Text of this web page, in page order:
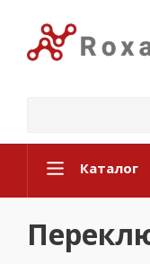
Каталог